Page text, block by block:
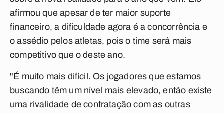
afirmou que apesar de ter maior suporte
financeiro, a dificuldade agora é a concorrência e
o assédio pelos atletas, pois o time será mais
competitivo que o deste ano.
"É muito mais difícil. Os jogadores que estamos
buscando têm um nível mais elevado, então existe
uma rivalidade de contratação com as outras